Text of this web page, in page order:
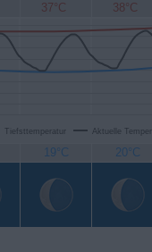
37°C 38°C
Tiefsttemperatur Aktuelle
19°C 20°C